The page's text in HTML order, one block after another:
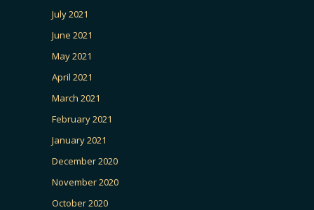
July 2021
June 2021
May 2021
April 2021
March 2021
February 2021
January 2021
December 2020
November 2020
October 2020